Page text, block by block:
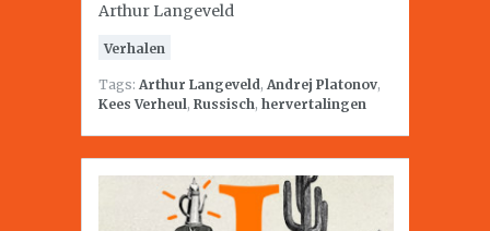
Arthur Langeveld
Verhalen
Tags: Arthur Langeveld, Andrej Platonov,
Kees Verheul, Russisch, hervertalingen